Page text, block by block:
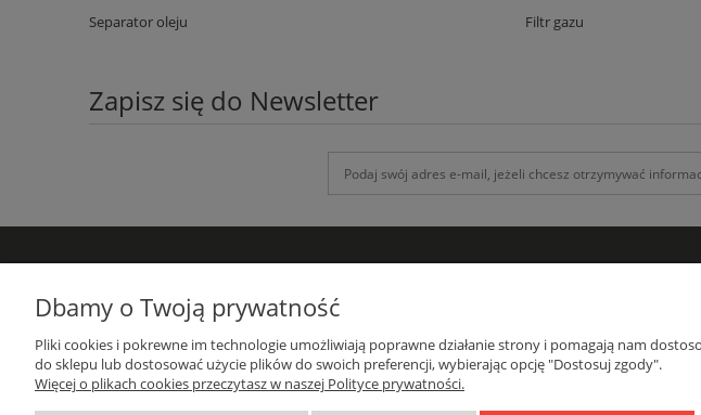
Separator oleju
Filtr gazu
Zapisz się do Newsletter
GRUPA-ATH
ul. Targowa 1A/4, 19-300 Ełk
woj. warmińsko-mazurskie
Zamówienia specjalne
Koszty Dostawy , Formy
Dbamy o Twoją prywatność
Pliki cookies i pokrewne im technologie umożliwiają poprawne działanie strony i pomagają nam
do sklepu lub dostosować użycie plików do swoich preferencji, wybierając opcję "Dostosuj zgody".
Więcej o plikach cookies przeczytasz w naszej Polityce prywatności.